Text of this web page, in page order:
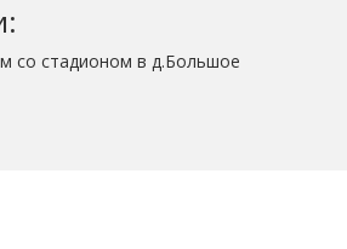
со стадионом в д.Большое